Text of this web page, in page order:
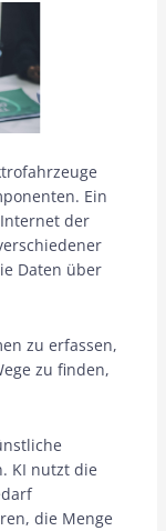
Ein
der
Daten über
zu erfassen,
zu finden,
KI nutzt die
die Menge